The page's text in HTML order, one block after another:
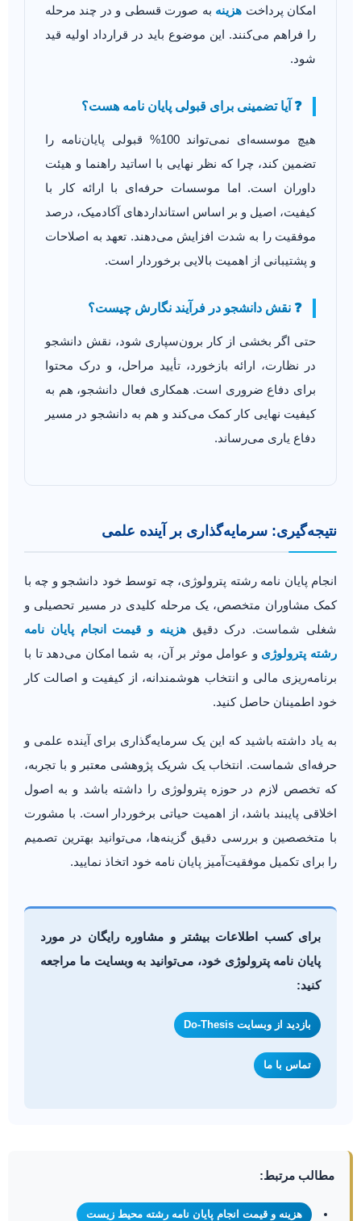
امکان پرداخت هزینه به صورت قسطی و در چند مرحله
را فراهم می‌کنند. این موضوع باید در قرارداد اولیه قید
شود.
❓ آیا تضمینی برای قبولی پایان نامه هست؟
هیچ موسسه‌ای نمی‌تواند 100% قبولی پایان‌نامه را
تضمین کند، چرا که نظر نهایی با اساتید راهنما و هیئت
داوران است. اما موسسات حرفه‌ای با ارائه کار با
کیفیت، اصیل و بر اساس استانداردهای آکادمیک، درصد
موفقیت را به شدت افزایش می‌دهند. تعهد به اصلاحات
و پشتیبانی از اهمیت بالایی برخوردار است.
❓ نقش دانشجو در فرآیند نگارش چیست؟
حتی اگر بخشی از کار برون‌سپاری شود، نقش دانشجو
در نظارت، ارائه بازخورد، تأیید مراحل، و درک محتوا
برای دفاع ضروری است. همکاری فعال دانشجو، هم به
کیفیت نهایی کار کمک می‌کند و هم به دانشجو در مسیر
دفاع یاری می‌رساند.
نتیجه‌گیری: سرمایه‌گذاری بر آینده علمی
انجام پایان نامه رشته پترولوژی، چه توسط خود دانشجو و چه با
کمک مشاوران متخصص، یک مرحله کلیدی در مسیر تحصیلی و
شغلی شماست. درک دقیقهزینه و قیمت انجام پایان نامه
رشته پترولوژی و عوامل موثر بر آن، به شما امکان می‌دهد تا با
برنامه‌ریزی مالی و انتخاب هوشمندانه، از کیفیت و اصالت کار
خود اطمینان حاصل کنید.
به یاد داشته باشید که این یک سرمایه‌گذاری برای آینده علمی و
حرفه‌ای شماست. انتخاب یک شریک پژوهشی معتبر و با تجربه،
که تخصص لازم در حوزه پترولوژی را داشته باشد و به اصول
اخلاقی پایبند باشد، از اهمیت حیاتی برخوردار است. با مشورت
با متخصصین و بررسی دقیق گزینه‌ها، می‌توانید بهترین تصمیم
را برای تکمیل موفقیت‌آمیز پایان نامه خود اتخاذ نمایید.
برای کسب اطلاعات بیشتر و مشاوره رایگان در مورد
پایان نامه پترولوژی خود، می‌توانید به وبسایت ما مراجعه
کنید:
بازدید از وبسایت Do-Thesis
تماس با ما
مطالب مرتبط:
هزینه و قیمت انجام پایان نامه رشته محیط زیست